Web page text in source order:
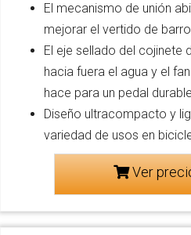
El mecanismo de unión
mejorar el vertido de barro
El eje sellado del cojinete
hacia fuera el agua y el
hace para un pedal durable
Diseño ultracompacto y
variedad de usos en
Ver